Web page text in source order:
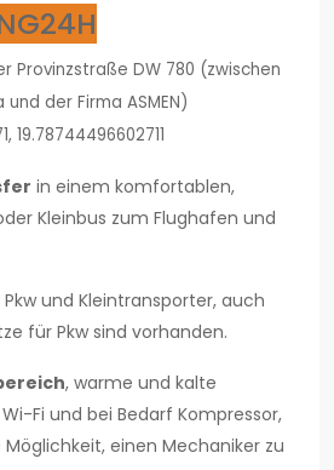
Provinzstraße DW 780 (zwischen
der Firma ASMEN)
19.78744496602711
in einem komfortablen,
Kleinbus zum Flughafen und
und Kleintransporter, auch
für Pkw sind vorhanden.
, warme und kalte
Fi und bei Bedarf Kompressor,
einen Mechaniker zu